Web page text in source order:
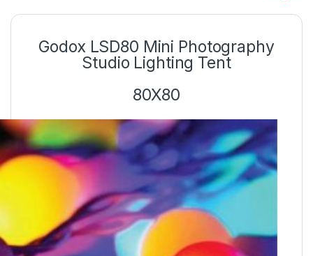
Godox LSD80 Mini Photography
Studio Lighting Tent
80X80